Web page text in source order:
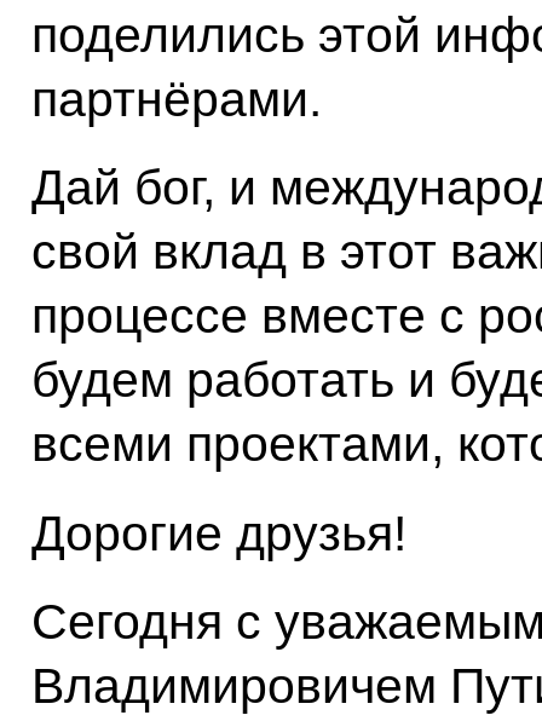
поделились этой
партнёрами.
Дай бог, и
свой вклад в этот
процессе вместе с
будем работать и
всеми проектами,
Дорогие друзья!
Сегодня с
Владимировичем